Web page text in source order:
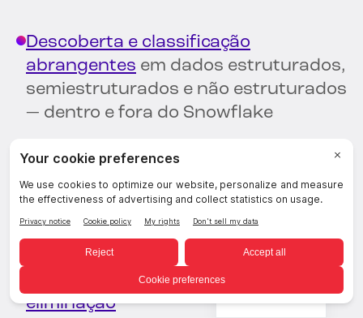
Descoberta e classificação
abrangentes em dados estruturados,
semiestruturados e não estruturados
— dentro e fora do Snowflake
Monitoramento de atividades de
dados
Automatizadoremediação
eliminação
Portuguese